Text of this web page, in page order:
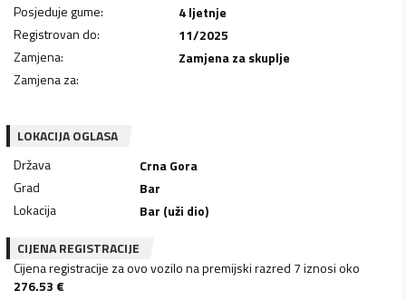
Posjeduje gume:
4 ljetnje
Registrovan do:
11/2025
Zamjena:
Zamjena za skuplje
Zamjena za:
LOKACIJA OGLASA
Država
Crna Gora
Grad
Bar
Lokacija
Bar (uži dio)
CIJENA REGISTRACIJE
Cijena registracije za ovo vozilo na premijski razred 7 iznosi oko
276.53 €